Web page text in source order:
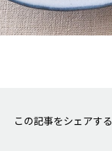
この記事をシェアする